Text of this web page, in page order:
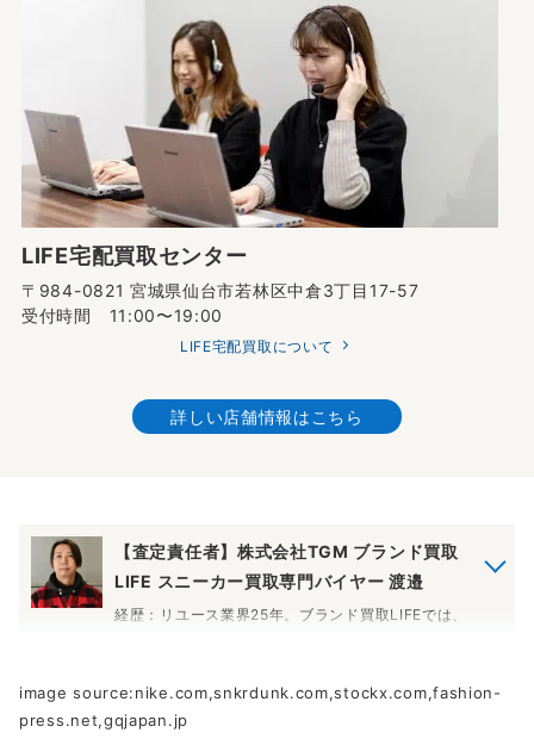
LIFE宅配買取センター
〒984-0821 宮城県仙台市若林区中倉3丁目17-57
受付時間 11:00〜19:00
LIFE宅配買取について
詳しい店舗情報はこちら
【査定責任者】株式会社TGM ブランド買取
LIFE スニーカー買取専門バイヤー 渡邉
経歴：リユース業界25年。ブランド買取LIFEでは、
で取引される商品が多い点が、スニーカー査定の面
白い部分です。相場変動の大きい新作モデルから希
image source:nike.com,snkrdunk.com,stockx.com,fashion-
press.net,gqjapan.jp